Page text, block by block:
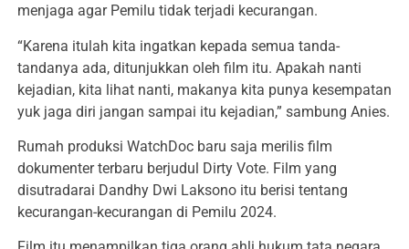
menjaga agar Pemilu tidak terjadi kecurangan.
“Karena itulah kita ingatkan kepada semua tanda-
tandanya ada, ditunjukkan oleh film itu. Apakah nanti
kejadian, kita lihat nanti, makanya kita punya kesempatan
yuk jaga diri jangan sampai itu kejadian,” sambung Anies.
Rumah produksi WatchDoc baru saja merilis film
dokumenter terbaru berjudul Dirty Vote. Film yang
disutradarai Dandhy Dwi Laksono itu berisi tentang
kecurangan-kecurangan di Pemilu 2024.